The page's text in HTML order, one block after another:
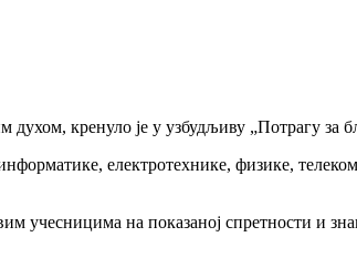
кренуло је у узбудљиву „Потрагу за
електротехнике, физике,
учесницима на показаној спретности и